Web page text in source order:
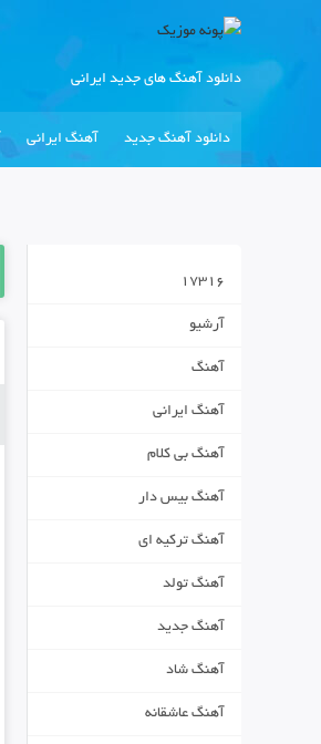
دانلود آهنگ های جدید ایرانی
دانلود آهنگ جدید آهنگ ایرانی
17316
آرشیو
آهنگ
آهنگ ایرانی
آهنگ بی کلام
آهنگ بیس دار
آهنگ ترکیه ای
آهنگ تولد
آهنگ جدید
آهنگ شاد
آهنگ عاشقانه